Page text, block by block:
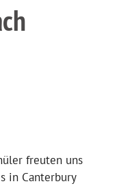
freuten uns
in Canterbury